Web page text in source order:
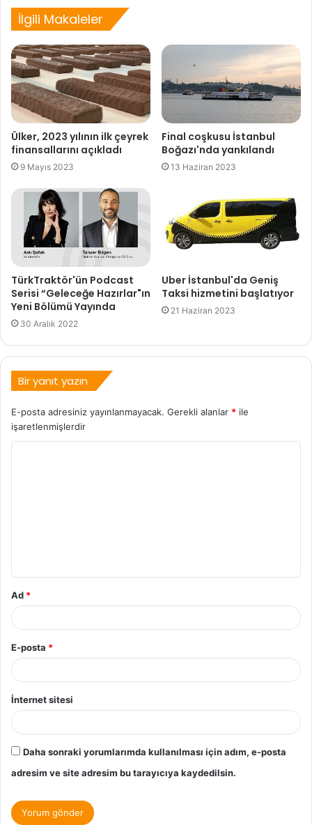
İlgili Makaleler
Ülker, 2023 yılının ilk çeyrek
finansallarını açıkladı
9 Mayıs 2023
Final coşkusu İstanbul
Boğazı'nda yankılandı
13 Haziran 2023
TürkTraktör'ün Podcast
Serisi “Geleceğe Hazırlar"ın
Yeni Bölümü Yayında
30 Aralık 2022
Uber İstanbul'da Geniş
Taksi hizmetini başlatıyor
21 Haziran 2023
Bir yanıt yazın
E-posta adresiniz yayınlanmayacak. Gerekli alanlar * ile
işaretlenmişlerdir
Ad *
E-posta *
İnternet sitesi
Daha sonraki yorumlarımda kullanılması için adım, e-posta
adresim ve site adresim bu tarayıcıya kaydedilsin.